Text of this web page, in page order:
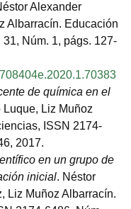
Alexander
Albarracín. Educación
Núm. 1, págs. 127-
de química en el
Liz Muñoz
ISSN 2174-
2017.
en un grupo de
inicial. Néstor
Liz Muñoz Albarracín.